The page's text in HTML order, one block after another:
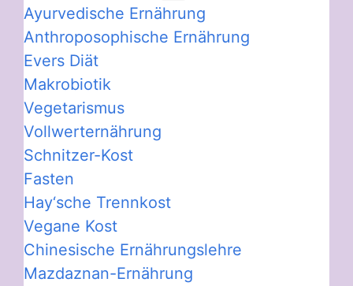
Ayurvedische Ernährung
Anthroposophische Ernährung
Evers Diät
Makrobiotik
Vegetarismus
Vollwerternährung
Schnitzer-Kost
Fasten
Hay‘sche Trennkost
Vegane Kost
Chinesische Ernährungslehre
Mazdaznan-Ernährung